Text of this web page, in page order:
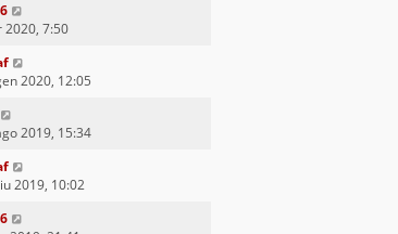
2020, 7:50
2020, 12:05
2019, 15:34
2019, 10:02